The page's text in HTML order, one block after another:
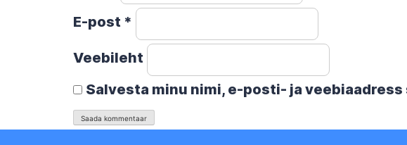
E-post *
Veebileht
Salvesta minu nimi, e-posti- ja